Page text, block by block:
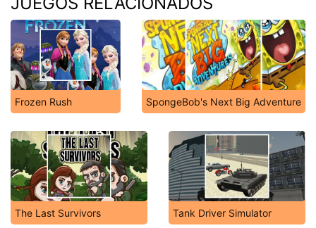
Frozen Rush SpongeBob's Next Big Adventure
The Last Survivors Tank Driver Simulator